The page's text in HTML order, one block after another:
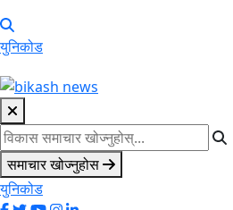
युनिकोड
समाचार खोज्नुहोस
युनिकोड